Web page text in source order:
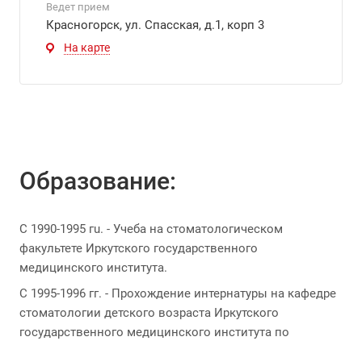
Ведет прием
Красногорск, ул. Спасская, д.1, корп 3
На карте
Образование:
С 1990-1995 гu. - Учеба на стоматологическом
факультете Иркутского государственного
медицинского института.
С 1995-1996 гг. - Прохождение интернатуры на кафедре
стоматологии детского возраста Иркутского
государственного медицинского института по